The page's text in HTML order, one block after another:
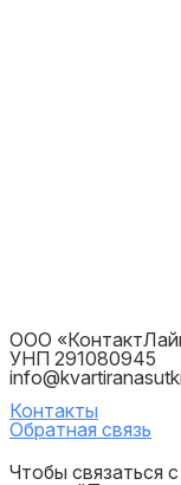
ООО
УНП 291080945
Контакты
Обратная связь
Чтобы связаться